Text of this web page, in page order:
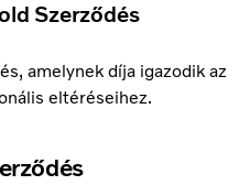
Szerződés
amelynek díja igazodik az
eltéréseihez.